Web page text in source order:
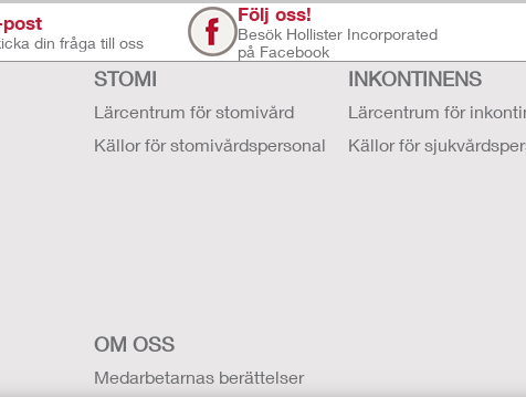
post
din fråga till oss
Följ oss!
Besök Hollister Incorporated
på Facebook
STOMI
Lärcentrum för stomivård
Källor för stomivårdspersonal
INKONTINENS
Lärcentrum för
Källor för
OM OSS
Medarbetarnas berättelser